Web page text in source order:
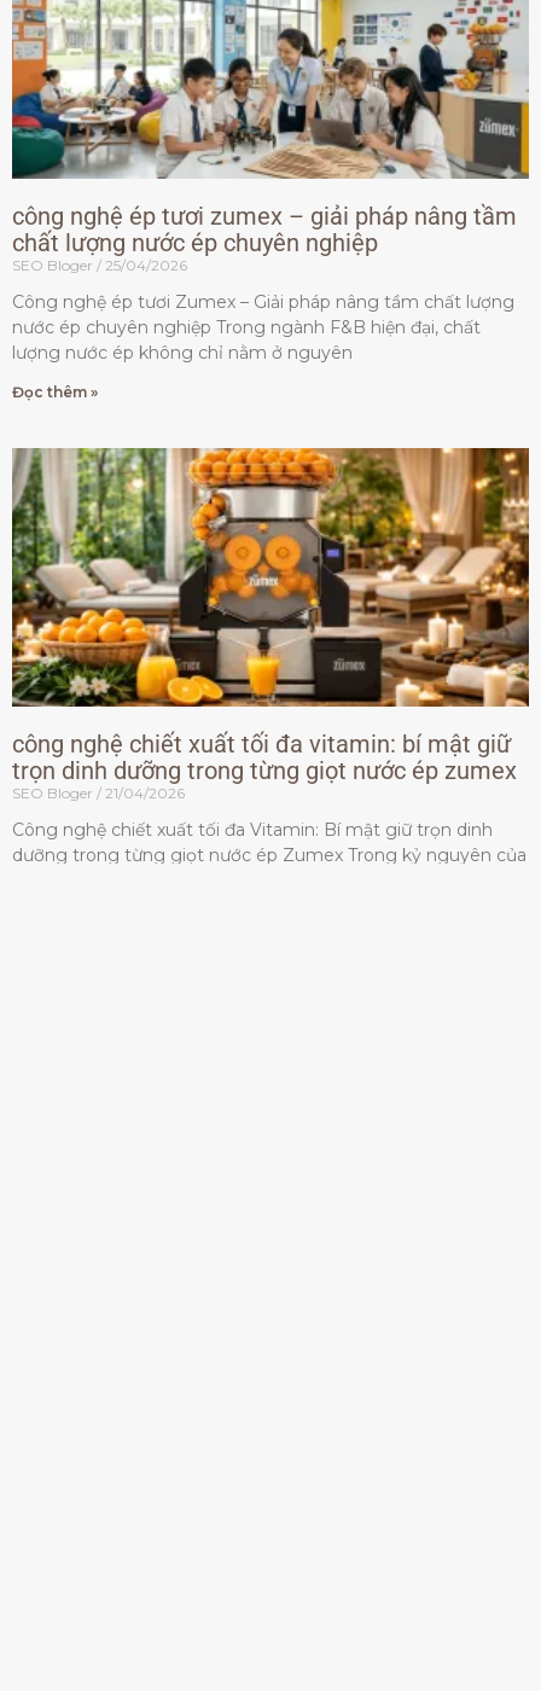
công nghệ ép tươi zumex – giải pháp nâng tầm
chất lượng nước ép chuyên nghiệp
SEO Bloger 25/04/2026
Công nghệ ép tươi Zumex – Giải pháp nâng tầm chất lượng
nước ép chuyên nghiệp Trong ngành F&B hiện đại, chất
lượng nước ép không chỉ nằm ở nguyên
Đọc thêm »
công nghệ chiết xuất tối đa vitamin: bí mật giữ
trọn dinh dưỡng trong từng giọt nước ép zumex
SEO Bloger 21/04/2026
Công nghệ chiết xuất tối đa Vitamin: Bí mật giữ trọn dinh
dưỡng trong từng giọt nước ép Zumex Trong kỷ nguyên của